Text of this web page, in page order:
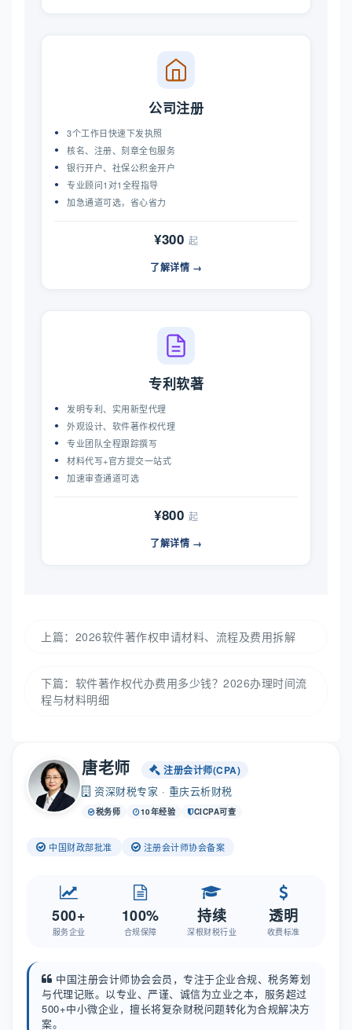
公司注册
3个工作日快速下发执照
核名、注册、刻章全包服务
银行开户、社保公积金开户
专业顾问1对1全程指导
加急通道可选，省心省力
¥300 起
了解详情 →
专利软著
发明专利、实用新型代理
外观设计、软件著作权代理
专业团队全程跟踪撰写
材料代写+官方提交一站式
加速审查通道可选
¥800 起
了解详情 →
上篇： 2026软件著作权申请材料、流程及费用拆解
下篇： 软件著作权代办费用多少钱？2026办理时间流
程与材料明细
唐老师 注册会计师(CPA)
资深财税专家 · 重庆云析财税
税务师 10年经验 CICPA可查
中国财政部批准 注册会计师协会备案
500+
服务企业
100%
合规保障
持续
深根财税行业
透明
收费标准
中国注册会计师协会会员，专注于企业合规、税务筹划
与代理记账。以专业、严谨、诚信为立业之本，服务超过
500+中小微企业，擅长将复杂财税问题转化为合规解决方
案。